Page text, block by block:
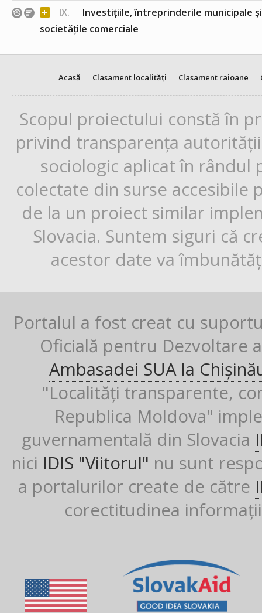
+ IX.
Investițiile, întreprinderile municipale
societățile comerciale
Acasă Clasament localități Clasament raioane
Scopul proiectului constă în
privind transparența
sociologic aplicat în rândul
colectate din surse
de la un proiect similar
Slovacia. Suntem siguri că
acestor date va
Portalul a fost creat cu
Oficială pentru Dezvoltare
Ambasadei SUA la
"Localități transparente,
Republica Moldova"
guvernamentală din Slovacia
nici IDIS "Viitorul" nu sunt
a portalurilor create de către
corectitudinea